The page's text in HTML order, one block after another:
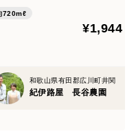
720mℓ
¥1,944
和歌山県有田郡広川町井関
紀伊路屋 長谷農園